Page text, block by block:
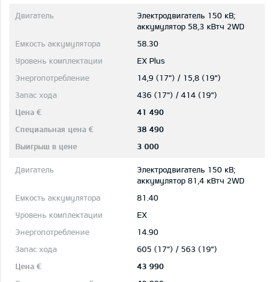
Электродвигатель 150 кВ;
aккумулятор 58,3 кВтч 2WD
58.30
EX Plus
14,9 (17") / 15,8 (19")
436 (17") / 414 (19")
41 490
38 490
3 000
Электродвигатель 150 кВ;
aккумулятор 81,4 кВтч 2WD
81.40
EX
14.90
605 (17") / 563 (19")
43 990